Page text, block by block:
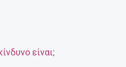
είναι;